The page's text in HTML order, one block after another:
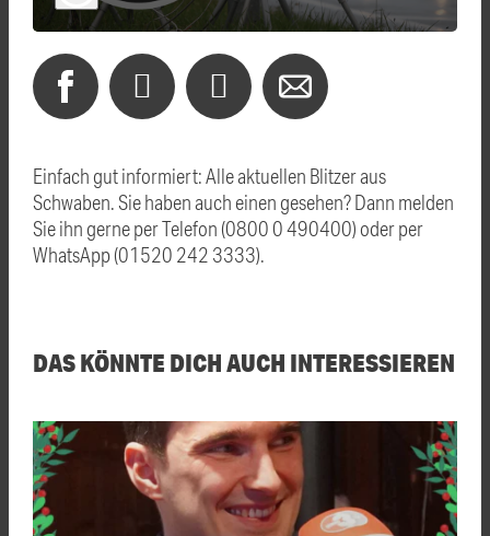
Einfach gut informiert: Alle aktuellen Blitzer aus
Schwaben. Sie haben auch einen gesehen? Dann melden
Sie ihn gerne per Telefon (0800 0 490400) oder per
WhatsApp (01520 242 3333).
DAS KÖNNTE DICH AUCH INTERESSIEREN